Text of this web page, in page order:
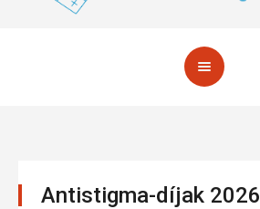
Antistigma-díjak 2026